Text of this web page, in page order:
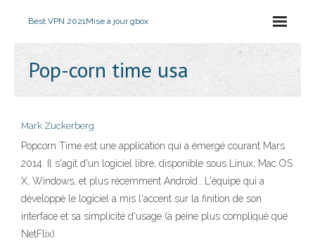
Best VPN 2021Mise à jour gbox
Pop-corn time usa
Mark Zuckerberg
Popcorn Time est une application qui a émergé courant Mars
2014. Il s'agit d'un logiciel libre, disponible sous Linux, Mac OS
X, Windows, et plus récemment Androïd.. L'équipe qui a
développé le logiciel a mis l'accent sur la finition de son
interface et sa simplicité d'usage (à peine plus compliqué que
NetFlix).